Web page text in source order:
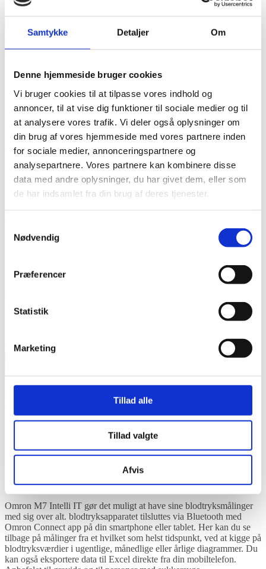
Samtykke Detaljer Om
Denne hjemmeside bruger cookies
Vi bruger cookies til at tilpasse vores indhold og
annoncer, til at vise dig funktioner til sociale medier og til
at analysere vores trafik. Vi deler også oplysninger om
din brug af vores hjemmeside med vores partnere inden
for sociale medier, annonceringspartnere og
analysepartnere. Vores partnere kan kombinere disse
data med andre oplysninger, du har givet dem, eller som
de har indsamlet fra din brug af deres tjenester.
Nødvendig
Præferencer
Statistik
Marketing
Tillad alle
Tillad valgte
Afvis
5 stjerner på Trustpilot
Forside/Måleapparater Blodtryksmålere
OMRON M7 Intelli IT
ESH valideret digital blodtryksmåler
OMRON M7 Intelli IT ESH
valideret digital
blodtryksmåler
VÆSTENLIGT UDVIKLET NY MODEL
ved en enkelt måling. Atrieflimmer øger risikoen for et slagtilfælde
med ca. 4 til 5 gange.
M7 Intelli IT detekterer og angiver om du har atrieflimmer, så du
hjemmefra kan overvåge din tilstand.
aktuelle pris er: 849,00 kr..
OMRON M7 Intelli IT ESH valideret digital blodtryksmåler antal
Beskrivelse
Yderligere information
Spørg til varen
Beskrivelse
Omron M7 Intelli IT gør det muligt at have sine blodtryksmålinger
med sig over alt. blodtryksapparatet tilsluttes via Bluetooth med
Omron Connect app på din smartphone eller tablet. Her kan du se
tilbage på målinger fra et hvilket som helst tidspunkt, ved at kigge på
blodtryksværdier i ugentlige, månedlige eller årlige diagrammer. Du
kan også eksportere data til Excel direkte fra din mobiltelefon.